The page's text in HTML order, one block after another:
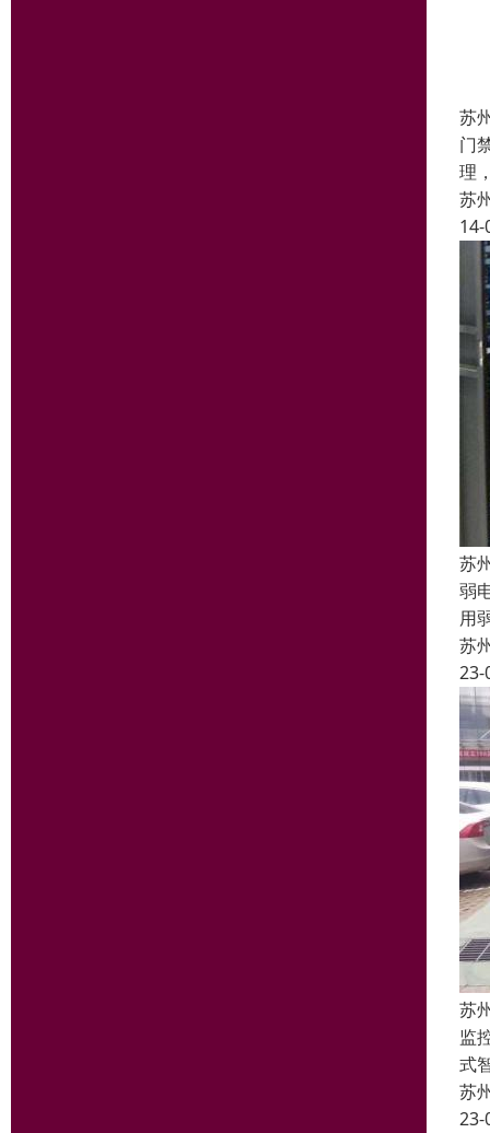
苏
门
理
苏
14-
苏
弱
用
苏
23-
苏
监
式
苏
23-